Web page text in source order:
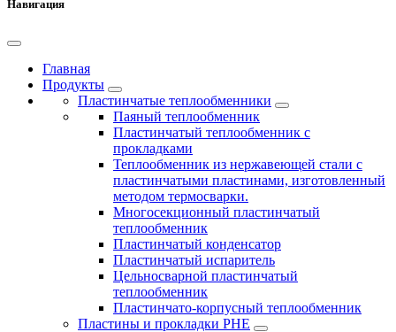
Навигация
Главная
Продукты
Пластинчатые теплообменники
Паяный теплообменник
Пластинчатый теплообменник с
прокладками
Теплообменник из нержавеющей стали с
пластинчатыми пластинами, изготовленный
методом термосварки.
Многосекционный пластинчатый
теплообменник
Пластинчатый конденсатор
Пластинчатый испаритель
Цельносварной пластинчатый
теплообменник
Пластинчато-корпусный теплообменник
Пластины и прокладки PHE